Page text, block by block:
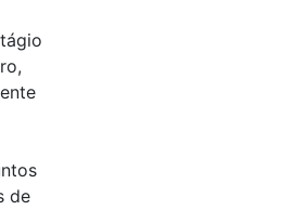
de